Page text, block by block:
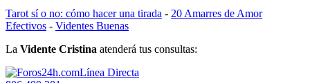
Tarot sí o no: cómo hacer una tirada - 20 Amarres de Amor
Efectivos - Videntes Buenas
La Vidente Cristina atenderá tus consultas:
Línea Directa